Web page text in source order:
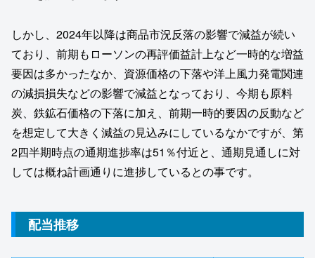
しかし、2024年以降は商品市況反落の影響で減益が続い
ており、前期もローソンの再評価益計上など一時的な増益
要因は多かったなか、資源価格の下落や洋上風力発電関連
の減損損失などの影響で減益となっており、今期も原料
炭、鉄鉱石価格の下落に加え、前期一時的要因の反動など
を想定して大きく減益の見込みにしているなかですが、第
2四半期時点の通期進捗率は51％付近と、通期見通しに対
しては概ね計画通りに進捗しているとの事です。
配当推移